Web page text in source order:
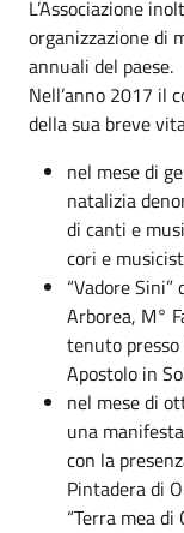
L’Associazione
organizzazione di
annuali del paese.
Nell’anno 2017 il
della sua breve
nel mese di
natalizia
di canti e
cori e
“Vadore Sini”
Arborea, M°
tenuto
Apostolo in
nel mese di
una
con la
Pintadera di
“Terra mea di